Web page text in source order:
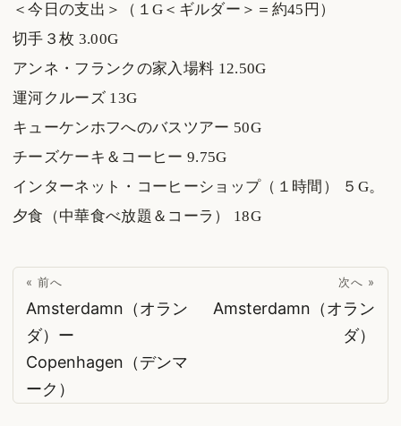
＜今日の支出＞（１G＜ギルダー＞＝約45円）
切手３枚 3.00G
アンネ・フランクの家入場料 12.50G
運河クルーズ 13G
キューケンホフへのバスツアー 50G
チーズケーキ＆コーヒー 9.75G
インターネット・コーヒーショップ（１時間） ５G。
夕食（中華食べ放題＆コーラ） 18G
« 前へ
Amsterdamn（オラン
ダ）ー
Copenhagen（デンマ
ーク）
次へ »
Amsterdamn（オラン
ダ）